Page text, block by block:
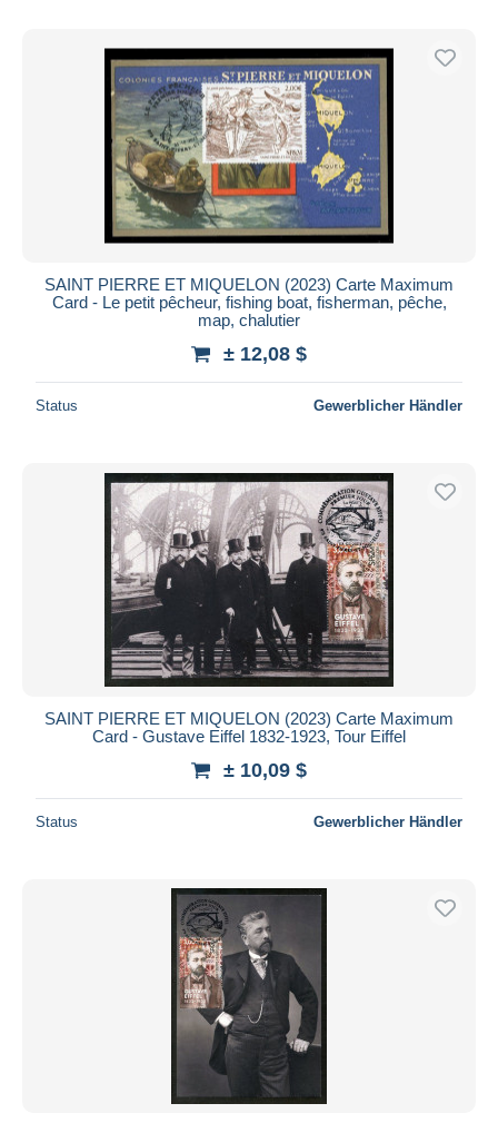
SAINT PIERRE ET MIQUELON (2023) Carte Maximum
Card - Le petit pêcheur, fishing boat, fisherman, pêche,
map, chalutier
± 12,08 $
Status Gewerblicher Händler
SAINT PIERRE ET MIQUELON (2023) Carte Maximum
Card - Gustave Eiffel 1832-1923, Tour Eiffel
± 10,09 $
Status Gewerblicher Händler